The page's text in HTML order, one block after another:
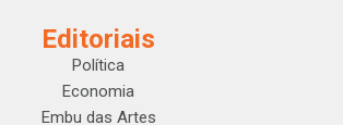
Editoriais
Política
Economia
Embu das Artes